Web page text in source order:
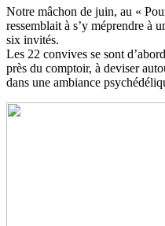
Notre mâchon de juin, au «
ressemblait à s’y méprendre à
six invités.
Les 22 convives se sont
près du comptoir, à deviser
dans une ambiance